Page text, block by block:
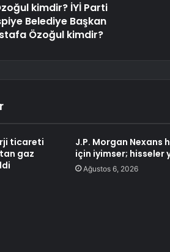
kimdir? İYİ Parti
Belediye Başkan
Özoğul kimdir?
ticareti
gaz
J.P. Morgan Nexans
için iyimser; hisseler
Ağustos 6, 2026